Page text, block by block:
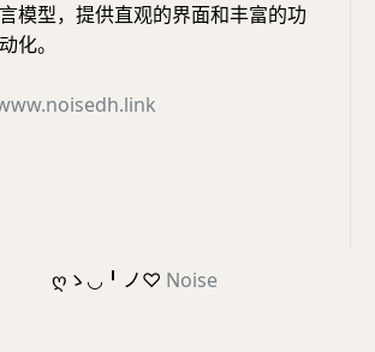
模型，提供直观的界面和丰富的功
化。
ღゝ◡╹ノ♡ Noise